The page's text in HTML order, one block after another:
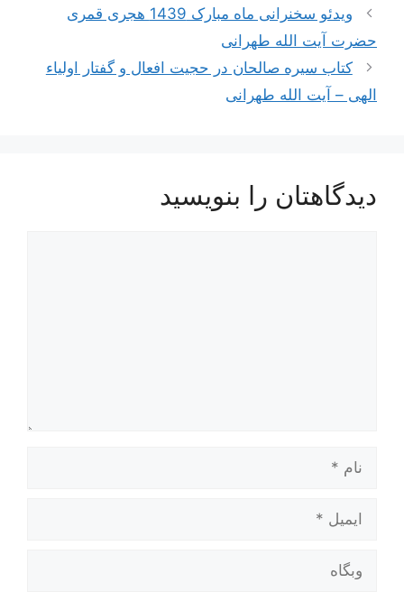
ناوبری
ویدئو سخنرانی ماه مبارک 1439 هجری قمری
حضرت آیت الله طهرانی
کتاب سیره صالحان در حجیت افعال و گفتار اولیاء
الهی – آیت الله طهرانی
دیدگاهتان را بنویسید
ایمیل
وبگاه